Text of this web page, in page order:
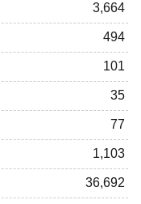
3,664
494
101
35
77
1,103
36,692